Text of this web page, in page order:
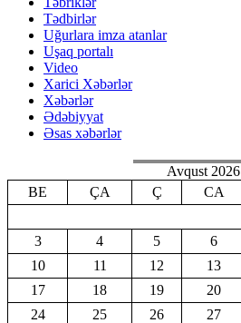
Tədbirlər
Uğurlara imza atanlar
Uşaq portalı
Video
Xarici Xəbərlər
Xəbərlər
Ədəbiyyat
Əsas xəbərlər
Avqust 2026
BE
ÇA Ç CA
3
4 5 6
10
11 12 13
17
18 19 20
24
25 26 27